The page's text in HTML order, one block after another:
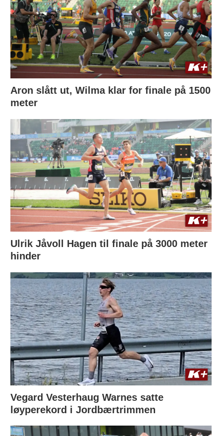
Aron slått ut, Wilma klar for finale på 1500
meter
Ulrik Jåvoll Hagen til finale på 3000 meter
hinder
Vegard Vesterhaug Warnes satte
løyperekord i Jordbærtrimmen